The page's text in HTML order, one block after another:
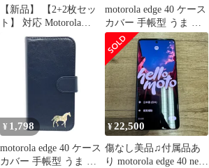
【新品】 【2+2枚セッ
ト】 対応 Motorola
Edge 40 Neo ガラスフィ
ルム スマホ 保護フィル
40 Neo レンズ保護フィ
ルム (2枚) 【日本製素
ーラ Edge40 Ne
motorola edge 40 ケース
カバー 手帳型 うま 馬
edge 40ケース edge 40カ
バー edge40ケース
edge40カバー "3q-4pl-
dn36
¥ 1,798
motorola edge 40 ケース
カバー 手帳型 うま 馬
¥22,500
傷なし美品♫付属品あ
り motorola edge 40 neo